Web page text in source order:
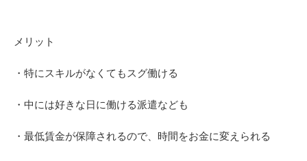
メリット
・特にスキルがなくてもスグ働ける
・中には好きな日に働ける派遣なども
・最低賃金が保障されるので、時間をお金に変えられる